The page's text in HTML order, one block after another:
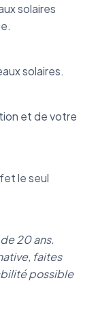
solaires
solaires.
et de votre
le seul
20 ans.
faites
possible